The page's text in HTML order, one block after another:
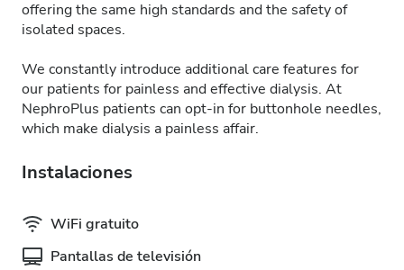
offering the same high standards and the safety of
isolated spaces.
We constantly introduce additional care features for
our patients for painless and effective dialysis. At
NephroPlus patients can opt-in for buttonhole needles,
which make dialysis a painless affair.
Instalaciones
WiFi gratuito
Pantallas de televisión